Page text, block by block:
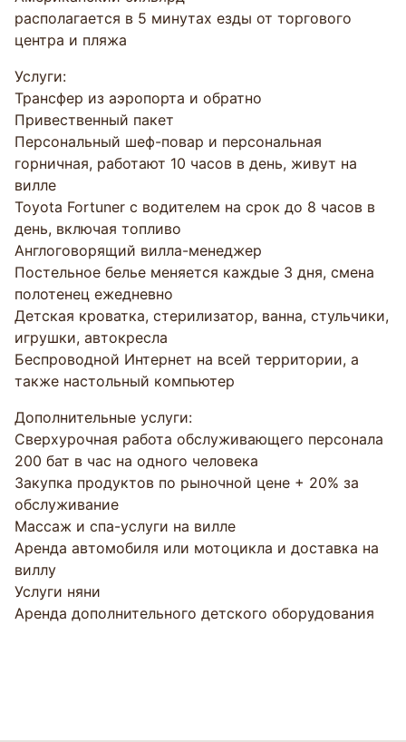
располагается в 5 минутах езды от торгового
центра и пляжа
Услуги:
Трансфер из аэропорта и обратно
Привественный пакет
Персональный шеф-повар и персональная
горничная, работают 10 часов в день, живут на
вилле
Toyota Fortuner с водителем на срок до 8 часов в
день, включая топливо
Англоговорящий вилла-менеджер
Постельное белье меняется каждые 3 дня, смена
полотенец ежедневно
Детская кроватка, стерилизатор, ванна, стульчики,
игрушки, автокресла
Беспроводной Интернет на всей территории, а
также настольный компьютер
Дополнительные услуги:
Сверхурочная работа обслуживающего персонала
200 бат в час на одного человека
Закупка продуктов по рыночной цене + 20% за
обслуживание
Массаж и спа-услуги на вилле
Аренда автомобиля или мотоцикла и доставка на
виллу
Услуги няни
Аренда дополнительного детского оборудования